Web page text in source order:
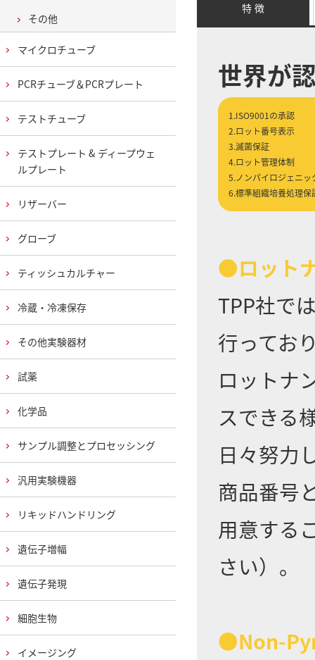
特 徴
世界が
1.ISO9001の承認
2.ロット番号表示
3.滅菌保証
4.ロット管理体制
5.ノンパイロジェニッ
6.標準組織培養処理保
●ロット
TPP社で
行ってお
ロットナ
スできる
日々努力
商品番号
用意する
さい）。
●Non-
その他
マイクロチューブ
PCRチューブ＆PCRプレート
テストチューブ
テストプレート & ディープウェ
ルプレート
リザーバー
グローブ
ティッシュカルチャー
冷蔵・冷凍保存
その他実験器材
試薬
化学品
サンプル調整とプロセッシング
汎用実験機器
リキッドハンドリング
遺伝子増幅
遺伝子発現
細胞生物
イメージング